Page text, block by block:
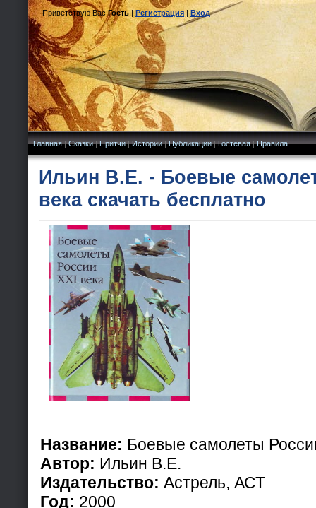
Приветствую Вас Гость|Регистрация|Вход
Главная|Сказки|Притчи|Истории|Публикации|Гостевая|Правила
Ильин В.Е. - Боевые
века скачать бесплатно
Название: Боевые самолеты
Автор: Ильин В.Е.
Издательство: Астрель, АСТ
Год: 2000